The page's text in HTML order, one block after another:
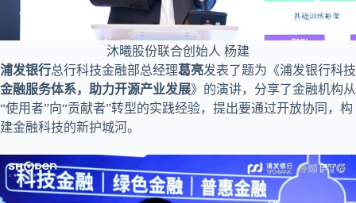
沐曦股份联合创始人 杨建
浦发银行总行科技金融部总经理葛亮发表了题为《浦发银行科技
金融服务体系，助力开源产业发展》的演讲，分享了金融机构从
“使用者”向“贡献者”转型的实践经验，提出要通过开放协同，构
建金融科技的新护城河。